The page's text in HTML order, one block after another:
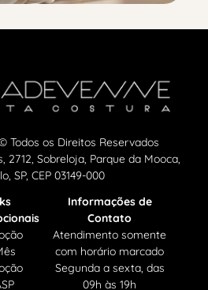
Todos os Direitos Reservados
2712, Sobreloja, Parque da Mooca,
SP, CEP 03149-000
Informações de
Contato
Atendimento somente
com horário marcado
Segunda a sexta, das
09h às 19h